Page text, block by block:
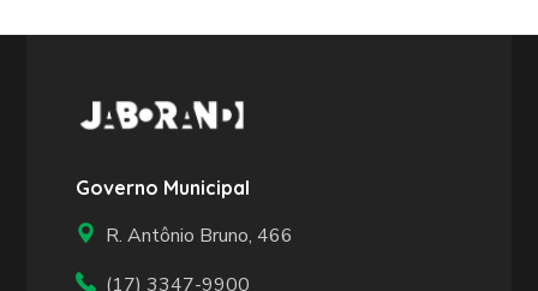
Governo Municipal
R. Antônio Bruno, 466
(17) 3347-9900